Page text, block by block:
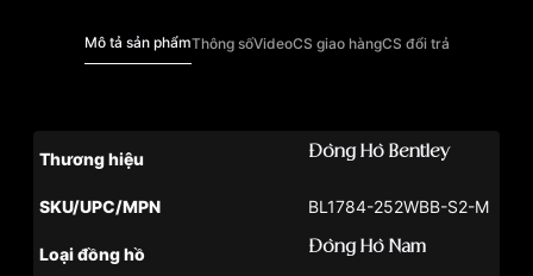
Mô tả sản phẩmThông sốVideoCS giao hàngCS đổi trả
Thương hiệu Đồng Hồ Bentley
SKU/UPC/MPN BL1784-252WBB-S2-M
Loại đồng hồ Đồng Hồ Nam